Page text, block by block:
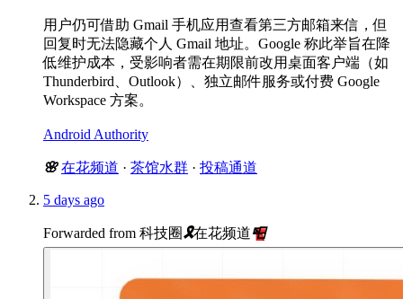
用户仍可借助 Gmail 手机应用查看第三方邮箱来信，但
回复时无法隐藏个人 Gmail 地址。Google 称此举旨在降
低维护成本，受影响者需在期限前改用桌面客户端（如
Thunderbird、Outlook）、独立邮件服务或付费 Google
Workspace 方案。
Android Authority
🌸 在花频道 · 茶馆水群 · 投稿通道
5 days ago
Forwarded from 科技圈🎗在花频道📮